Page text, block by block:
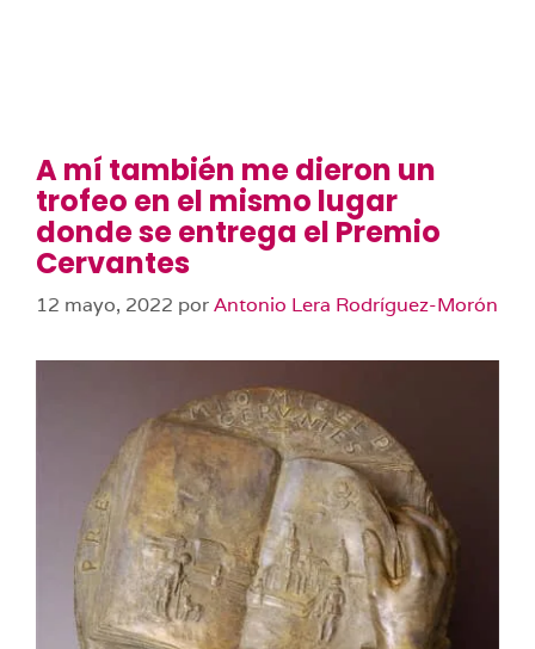
A mí también me dieron un
trofeo en el mismo lugar
donde se entrega el Premio
Cervantes
12 mayo, 2022 porAntonio Lera Rodríguez-Morón